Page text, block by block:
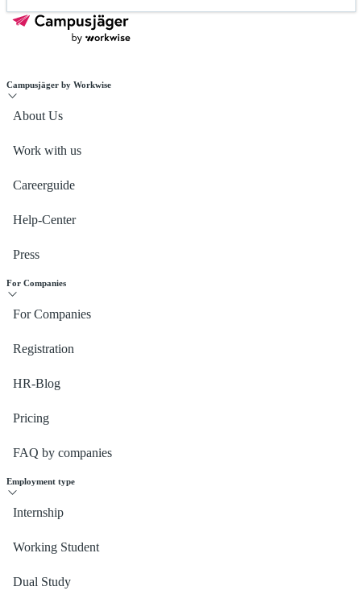
Campusjäger by Workwise
About Us
Work with us
Careerguide
Help-Center
Press
For Companies
For Companies
Registration
HR-Blog
Pricing
FAQ by companies
Employment type
Internship
Working Student
Dual Study